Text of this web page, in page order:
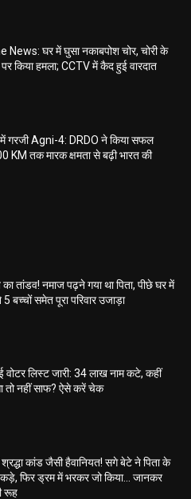
News: घर में घुसा नकाबपोश चोर, चोरी के
पर किया हमला; CCTV में कैद हुई वारदात
में गरजी Agni-4: DRDO ने किया सफल
KM तक मारक क्षमता से बढ़ी भारत की
का तांडव! नमाज पढ़ने गया था पिता, पीछे घर में
बच्चों समेत पूरा परिवार उजाड़ा
वोटर लिस्ट जारी: 34 लाख नाम कटे, कहीं
तो नहीं साफ? ऐसे करें चेक
कांड जैसी हैवानियत! सगे बेटे ने पिता के
फिर ड्रम में भरकर जो किया… जानकर
रूह